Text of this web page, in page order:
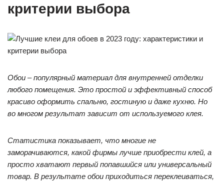
критерии выбора
Обои – популярный материал для внутренней отделки
любого помещения. Это простой и эффективный способ
красиво оформить спальню, гостиную и даже кухню. Но
во многом результат зависит от используемого клея.
Статистика показывает, что многие не
заморачиваются, какой фирмы лучше приобрести клей, а
просто хватают первый попавшийся или универсальный
товар. В результате обои приходиться переклеиваться,